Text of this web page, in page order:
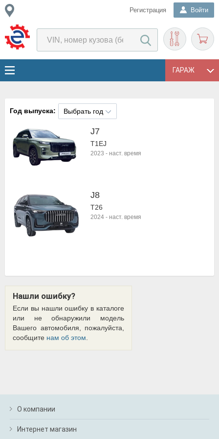
Регистрация Войти
ГАРАЖ
Год выпуска: Выбрать год
J7
T1EJ
2023 - наст. время
J8
T26
2024 - наст. время
Нашли ошибку?
Если вы нашли ошибку в каталоге
или не обнаружили модель
Вашего автомобиля, пожалуйста,
сообщите нам об этом
О компании
Интернет магазин